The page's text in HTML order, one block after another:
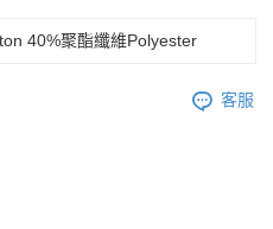
40%聚酯纖維Polyester
客服